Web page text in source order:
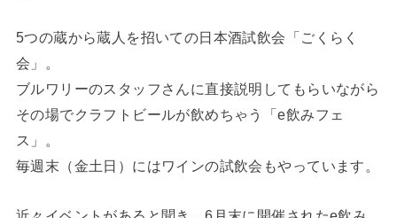
5つの蔵から蔵人を招いての日本酒試飲会「ごくらく
会」。
ブルワリーのスタッフさんに直接説明してもらいながら
その場でクラフトビールが飲めちゃう「e飲みフェ
ス」。
毎週末（金土日）にはワインの試飲会もやっています。